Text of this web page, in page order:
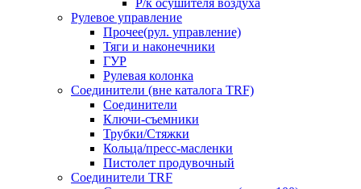
Р/к осушителя воздуха
Рулевое управление
Прочее(рул. управление)
Тяги и наконечники
ГУР
Рулевая колонка
Соединители (вне каталога TRF)
Соединители
Ключи-cъемники
Трубки/Стяжки
Кольца/пресс-масленки
Пистолет продувочный
Соединители TRF